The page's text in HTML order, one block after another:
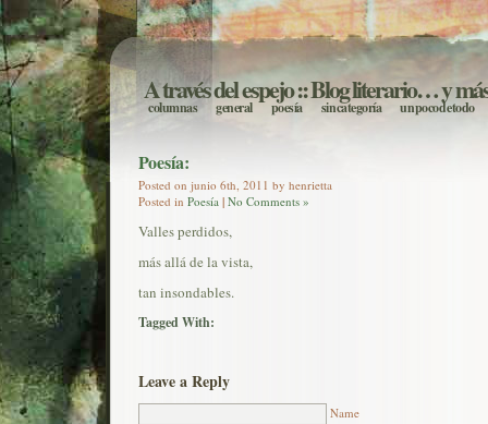
A través del espejo:: Blog literario… y
columnas general poesía sin categoría un poco de todo
Poesía:
Posted on junio 6th, 2011 by henrietta
Posted in Poesía | No Comments »
Valles perdidos,
más allá de la vista,
tan insondables.
Tagged With:
Leave a Reply
Name